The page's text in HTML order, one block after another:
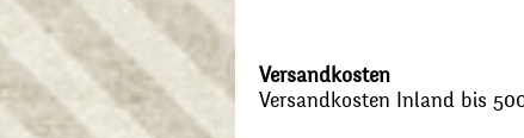
Versandkosten
Versandkosten Inland bis